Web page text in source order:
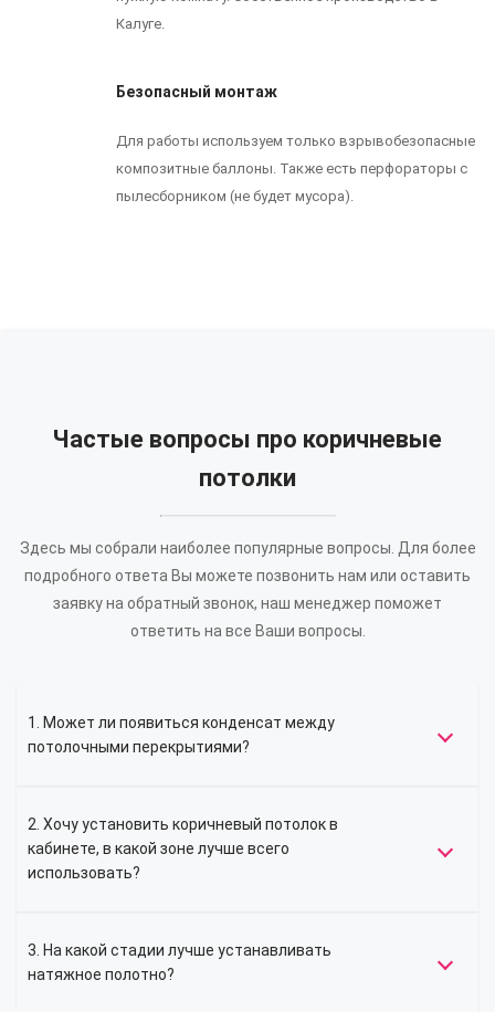
Калуге.
Безопасный монтаж
Для работы используем только взрывобезопасные
композитные баллоны. Также есть перфораторы с
пылесборником (не будет мусора).
Частые вопросы про коричневые
потолки
Здесь мы собрали наиболее популярные вопросы. Для более
подробного ответа Вы можете позвонить нам или оставить
заявку на обратный звонок, наш менеджер поможет
ответить на все Ваши вопросы.
1. Может ли появиться конденсат между
потолочными перекрытиями?
2. Хочу установить коричневый потолок в
кабинете, в какой зоне лучше всего
использовать?
3. На какой стадии лучше устанавливать
натяжное полотно?